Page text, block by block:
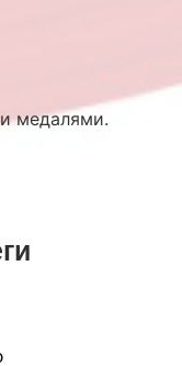
медалями.